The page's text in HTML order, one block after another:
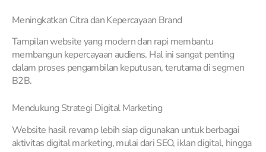
Meningkatkan Citra dan Kepercayaan Brand
Tampilan website yang modern dan rapi membantu
membangun kepercayaan audiens. Hal ini sangat penting
dalam proses pengambilan keputusan, terutama di segmen
B2B.
Mendukung Strategi Digital Marketing
Website hasil revamp lebih siap digunakan untuk berbagai
aktivitas digital marketing, mulai dari SEO, iklan digital, hingga